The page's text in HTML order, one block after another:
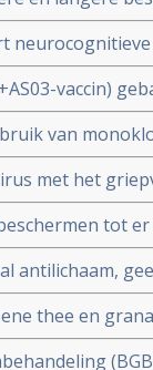
zijn
patienten met
vaccin)
tegen ziek
van
van
demet het
overlijdingen
tot
antilichaam,
gaat snel
thee en
80 tot 97